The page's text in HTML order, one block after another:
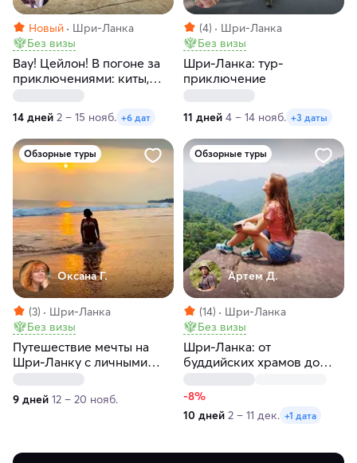
Новый
Шри-Ланка
Без визы
Вау! Цейлон! В погоне за
приключениями: киты,
14 дней 2 – 15 нояб. +6 дат
(4)
Шри-Ланка
Без визы
Шри-Ланка: тур-
приключение
11 дней 4 – 14 нояб. +3 даты
Обзорные туры
Оксана Г.
(3)
Шри-Ланка
Без визы
Путешествие мечты на
Шри-Ланку с личными
9 дней 12 – 20 нояб.
Обзорные туры
Артем Д.
(14)
Шри-Ланка
Без визы
Шри-Ланка: от
буддийских храмов до
за 10 дней
-8%
10 дней 2 – 11 дек. +1 дата